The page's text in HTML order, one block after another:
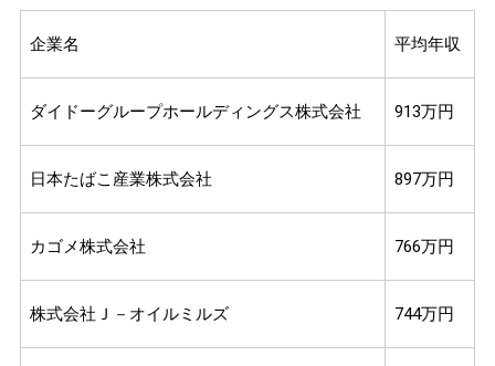
企業名 平均年収
ダイドーグループホールディングス株式会社 913万円
日本たばこ産業株式会社 897万円
カゴメ株式会社 766万円
株式会社Ｊ－オイルミルズ 744万円